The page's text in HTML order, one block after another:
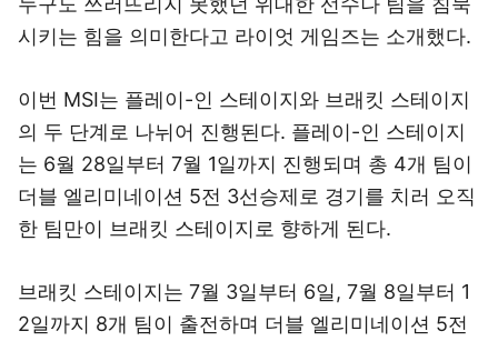
시키는 힘을 의미한다고 라이엇 게임즈는 소개했다.
이번 MSI는 플레이-인 스테이지와 브래킷 스테이지
의 두 단계로 나뉘어 진행된다. 플레이-인 스테이지
는 6월 28일부터 7월 1일까지 진행되며 총 4개 팀이
더블 엘리미네이션 5전 3선승제로 경기를 치러 오직
한 팀만이 브래킷 스테이지로 향하게 된다.
브래킷 스테이지는 7월 3일부터 6일, 7월 8일부터 1
2일까지 8개 팀이 출전하며 더블 엘리미네이션 5전